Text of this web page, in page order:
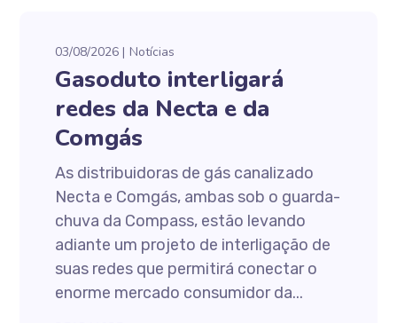
03/08/2026 Notícias
Gasoduto interligará
redes da Necta e da
Comgás
As distribuidoras de gás canalizado
Necta e Comgás, ambas sob o guarda-
chuva da Compass, estão levando
adiante um projeto de interligação de
suas redes que permitirá conectar o
enorme mercado consumidor da...